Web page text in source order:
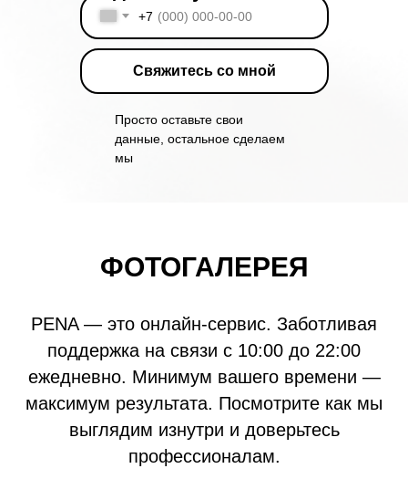
+7
Свяжитесь со мной
Просто оставьте свои
данные, остальное сделаем
мы
ФОТОГАЛЕРЕЯ
PENA — это онлайн-сервис. Заботливая
поддержка на связи с 10:00 до 22:00
ежедневно. Минимум вашего времени —
максимум результата. Посмотрите как мы
выглядим изнутри и доверьтесь
профессионалам.